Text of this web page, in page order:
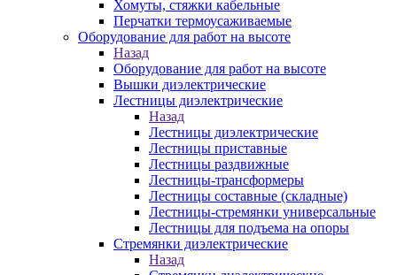
Хомуты, стяжки кабельные
Перчатки термоусаживаемые
Оборудование для работ на высоте
Назад
Оборудование для работ на высоте
Вышки диэлектрические
Лестницы диэлектрические
Назад
Лестницы диэлектрические
Лестницы приставные
Лестницы раздвижные
Лестницы-трансформеры
Лестницы составные (складные)
Лестницы-стремянки универсальные
Лестницы для подъема на опоры
Стремянки диэлектрические
Назад